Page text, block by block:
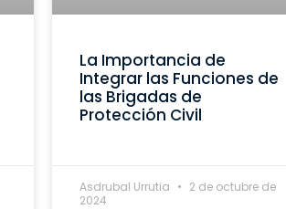
La Importancia de
Integrar las Funciones de
las Brigadas de
Protección Civil
Asdrubal Urrutia
2 de octubre de
2024